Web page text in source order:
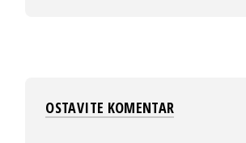
OSTAVITE KOMENTAR